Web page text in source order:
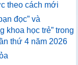
theo cách mới
đọc” và
khoa học trẻ” trong
thứ 4 năm 2026